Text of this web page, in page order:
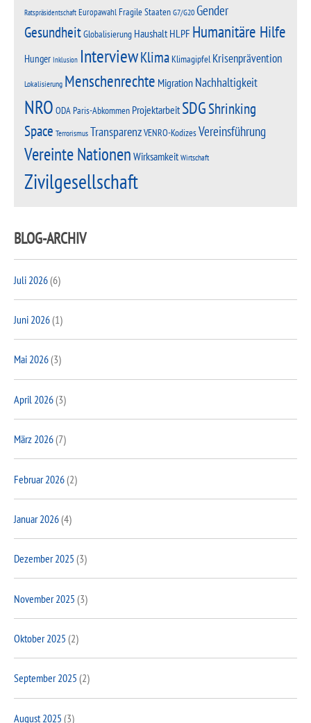
Ratspräsidentschaft EuropawahlFragile StaatenG7/G20Gender
GesundheitGlobalisierung HaushaltHLPF Humanitäre Hilfe
Hunger Inklusion InterviewKlimaKlimagipfel Krisenprävention
Lokalisierung Menschenrechte Migration Nachhaltigkeit
NRO ODAParis-Abkommen ProjektarbeitSDGShrinking
Space TerrorismusTransparenzVENRO-KodizesVereinsführung
Vereinte Nationen Wirksamkeit Wirtschaft
Zivilgesellschaft
BLOG-ARCHIV
Juli 2026(6)
Juni 2026(1)
Mai 2026(3)
April 2026(3)
März 2026(7)
Februar 2026(2)
Januar 2026(4)
Dezember 2025 (3)
November 2025 (3)
Oktober 2025 (2)
September 2025 (2)
August 2025 (3)